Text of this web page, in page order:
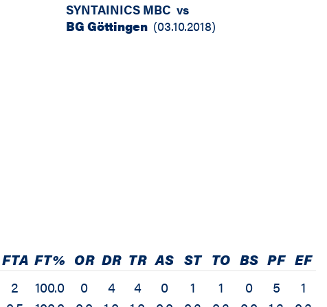
SYNTAINICS MBC vs
BG Göttingen (03.10.2018)
FTA FT% OR DR TR AS ST TO BS PF EF
2
100.0
0
4
4
0
1
1
0
5
1